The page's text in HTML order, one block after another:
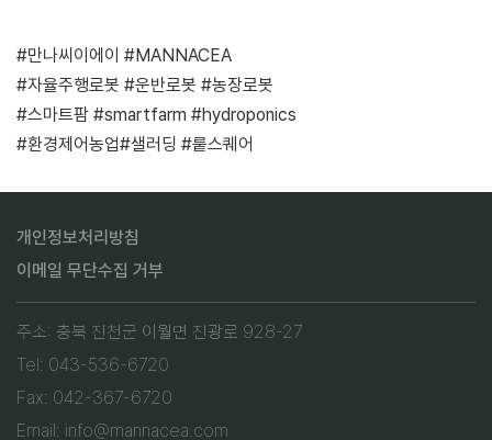
#만나씨이에이 #MANNACEA
#자율주행로봇 #운반로봇 #농장로봇
#스마트팜 #smartfarm #hydroponics
#환경제어농업#샐러딩 #뤁스퀘어
개인정보처리방침
이메일 무단수집 거부
주소: 충북 진천군 이월면 진광로 928-27
Tel: 043-536-6720
Fax: 042-367-6720
Email: info@mannacea.com